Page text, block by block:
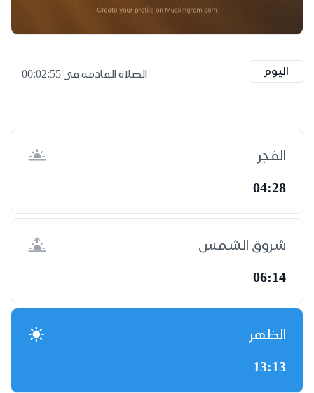
اليوم الصلاة القادمة في 00:02:55
الفجر
04:28
شروق الشمس
06:14
الظهر
13:13